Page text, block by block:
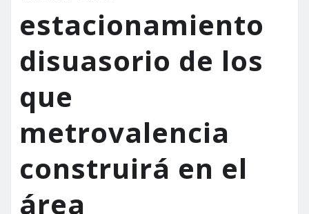
estacionamiento
disuasorio de los
que
metrovalencia
construirá en el
área